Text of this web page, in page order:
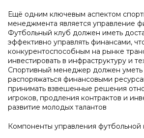
Ещё одним ключевым аспектом
менеджмента является управление
Футбольный клуб должен иметь
эффективно управлять финансами,
конкурентоспособным на рынке
инвестировать в инфраструктуру и
Спортивный менеджер должен
распоряжаться финансовыми
принимать взвешенные решения
игроков, продления контрактов и
развитие молодых талантов
Компоненты управления футбольной